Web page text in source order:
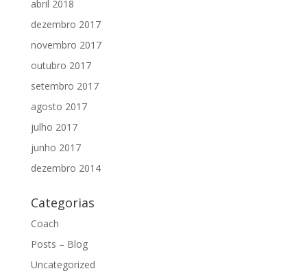
abril 2018
dezembro 2017
novembro 2017
outubro 2017
setembro 2017
agosto 2017
julho 2017
junho 2017
dezembro 2014
Categorias
Coach
Posts – Blog
Uncategorized